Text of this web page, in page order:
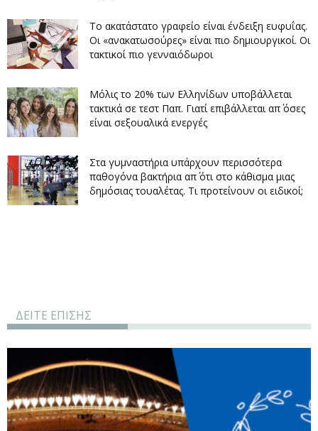
Το ακατάστατο γραφείο είναι ένδειξη ευφυΐας.
Οι «ανακατωσούρες» είναι πιο δημιουργικοί. Οι
τακτικοί πιο γενναιόδωροι
Μόλις το 20% των Ελληνίδων υποβάλλεται
τακτικά σε τεστ Παπ. Γιατί επιβάλλεται απ΄ όσες
είναι σεξουαλικά ενεργές
Στα γυμναστήρια υπάρχουν περισσότερα
παθογόνα βακτήρια απ΄ ότι στο κάθισμα μιας
δημόσιας τουαλέτας. Τι προτείνουν οι ειδικοί;
ΔΕΙΤΕ ΕΠΙΣΗΣ